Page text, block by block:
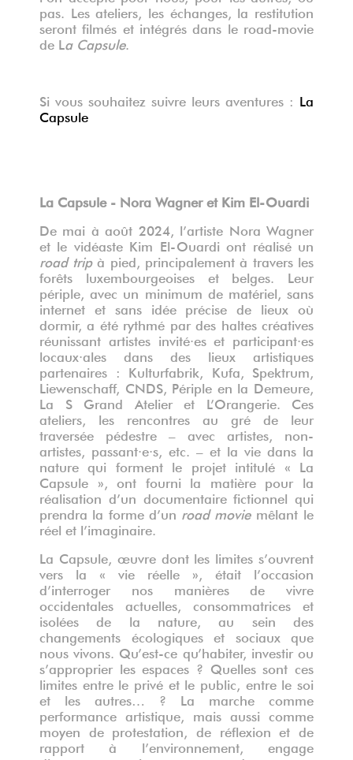
pas. Les ateliers, les échanges, la restitution
seront filmés et intégrés dans le road-movie
de L a Capsule.
Si vous souhaitez suivre leurs aventures : La
Capsule
La Capsule - Nora Wagner et Kim El-Ouardi
De mai à août 2024, l’artiste Nora Wagner
et le vidéaste Kim El-Ouardi ont réalisé un
road trip à pied, principalement à travers les
forêts luxembourgeoises et belges. Leur
périple, avec un minimum de matériel, sans
internet et sans idée précise de lieux où
dormir, a été rythmé par des haltes créatives
réunissant artistes invité·es et participant·es
locaux·ales dans des lieux artistiques
partenaires : Kulturfabrik, Kufa, Spektrum,
Liewenschaff, CNDS, Périple en la Demeure,
La S Grand Atelier et L’Orangerie. Ces
ateliers, les rencontres au gré de leur
traversée pédestre – avec artistes, non-
artistes, passant·e·s, etc. – et la vie dans la
nature qui forment le projet intitulé « La
Capsule », ont fourni la matière pour la
réalisation d’un documentaire fictionnel qui
prendra la forme d’un road moviemêlant le
réel et l’imaginaire.
La Capsule, œuvre dont les limites s’ouvrent
vers la « vie réelle », était l’occasion
d’interroger nos manières de vivre
occidentales actuelles, consommatrices et
isolées de la nature, au sein des
changements écologiques et sociaux que
nous vivons. Qu’est-ce qu’habiter, investir ou
s’approprier les espaces ? Quelles sont ces
limites entre le privé et le public, entre le soi
et les autres… ? La marche comme
performance artistique, mais aussi comme
moyen de protestation, de réflexion et de
rapport à l’environnement, engage